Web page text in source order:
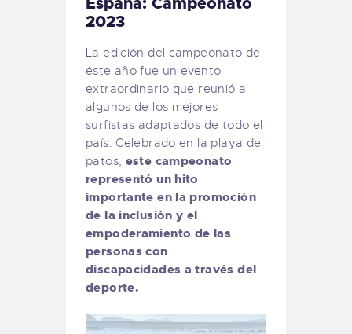
2023
La edición del campeonato de
éste año fue un evento
extraordinario que reunió a
algunos de los mejores
surfistas adaptados de todo el
país. Celebrado en la playa de
patos, este campeonato
representó un hito
importante en la promoción
de la inclusión y el
empoderamiento de las
personas con
discapacidades a través del
deporte.